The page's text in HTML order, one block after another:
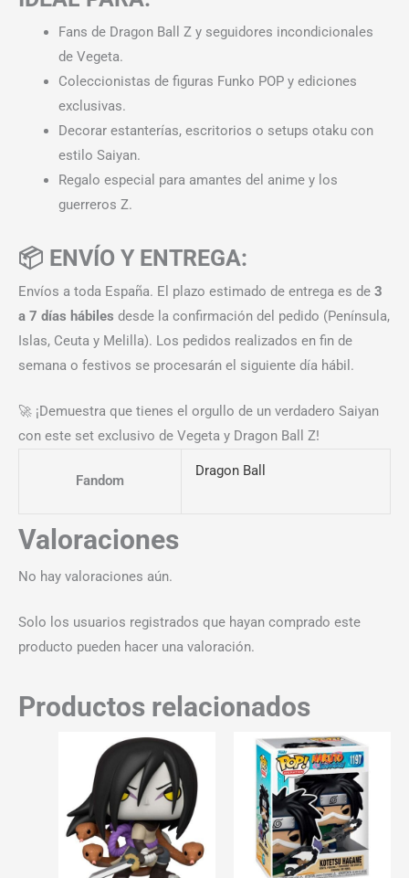
Fans de Dragon Ball Z y seguidores incondicionales
de Vegeta.
Coleccionistas de figuras Funko POP y ediciones
exclusivas.
Decorar estanterías, escritorios o setups otaku con
estilo Saiyan.
Regalo especial para amantes del anime y los
guerreros Z.
📦 ENVÍO Y ENTREGA:
Envíos a toda España. El plazo estimado de entrega es de 3
a 7 días hábiles desde la confirmación del pedido (Península,
Islas, Ceuta y Melilla). Los pedidos realizados en fin de
semana o festivos se procesarán el siguiente día hábil.
🚀 ¡Demuestra que tienes el orgullo de un verdadero Saiyan
con este set exclusivo de Vegeta y Dragon Ball Z!
Fandom
Dragon Ball
Valoraciones
No hay valoraciones aún.
Solo los usuarios registrados que hayan comprado este
producto pueden hacer una valoración.
Productos relacionados